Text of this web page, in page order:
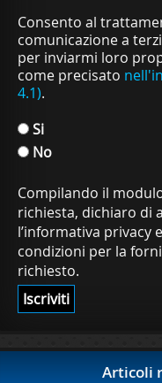
Consento al
comunicazione a
per inviarmi loro
come precisato
4.1).
Si
No
Compilando il
richiesta, dichiaro di
l’informativa privacy
condizioni per la
richiesto.
Articoli